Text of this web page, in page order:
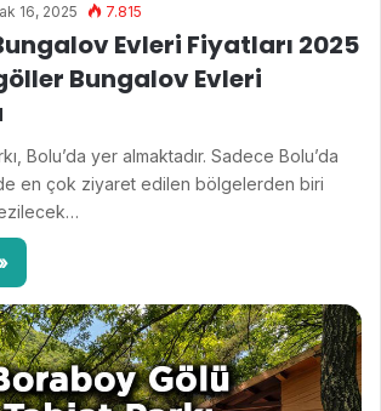
16, 2025 7.815
Evleri Fiyatları 2025
Bungalov Evleri
Bolu’da yer almaktadır. Sadece Bolu’da
en çok ziyaret edilen bölgelerden biri